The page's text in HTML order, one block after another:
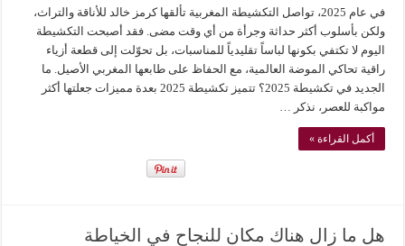
في عام 2025، تواصل التكشيطة المغربية تألقها كرمز خالد للأناقة والتراث،
ولكن بأسلوب أكثر حداثة وجرأة من أي وقت مضى. فقد أصبحت التكشيطة
اليوم لا تكتفي بكونها لباساً تقليدياً للمناسبات، بل تحوّلت إلى قطعة أزياء
راقية تحاكي الموضة العالمية، مع الحفاظ على طابعها المغربي الأصيل. ما
الجديد في تكشيطة 2025؟ تتميز تكشيطة 2025 بعدة مميزات جعلتها أكثر
مواكبة للعصر، نذكر …
أكمل القراءة »
هل ما زال هناك مكان للنجاح في الخياطة